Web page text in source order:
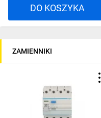
przeprowadzania funkcji
Bezpieczeństwo, na które
DO KOSZYKA
ZAMIENNIKI